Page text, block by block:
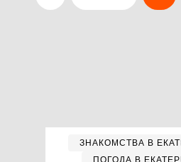
ЗНАКОМСТВА В
ПОГОДА В